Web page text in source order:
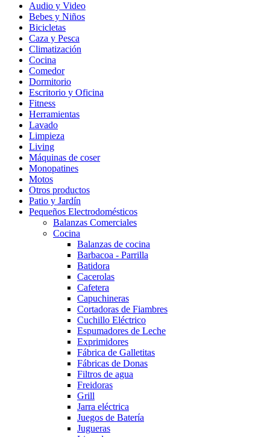
Audio y Video
Bebes y Niños
Bicicletas
Caza y Pesca
Climatización
Cocina
Comedor
Dormitorio
Escritorio y Oficina
Fitness
Herramientas
Lavado
Limpieza
Living
Máquinas de coser
Monopatines
Motos
Otros productos
Patio y Jardín
Pequeños Electrodomésticos
Balanzas Comerciales
Cocina
Balanzas de cocina
Barbacoa - Parrilla
Batidora
Cacerolas
Cafetera
Capuchineras
Cortadoras de Fiambres
Cuchillo Eléctrico
Espumadores de Leche
Exprimidores
Fábrica de Galletitas
Fábricas de Donas
Filtros de agua
Freidoras
Grill
Jarra eléctrica
Juegos de Batería
Jugueras